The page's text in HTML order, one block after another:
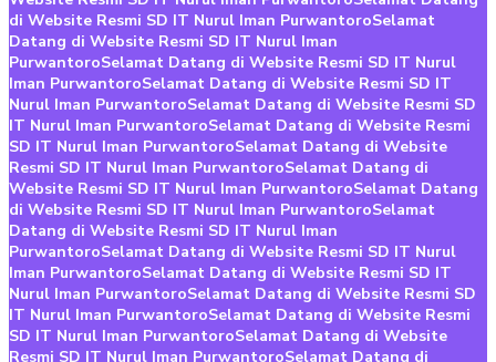
di Website Resmi SD IT Nurul Iman PurwantoroSelamat
Datang di Website Resmi SD IT Nurul Iman
PurwantoroSelamat Datang di Website Resmi SD IT Nurul
Iman PurwantoroSelamat Datang di Website Resmi SD IT
Nurul Iman PurwantoroSelamat Datang di Website Resmi SD
IT Nurul Iman PurwantoroSelamat Datang di Website Resmi
SD IT Nurul Iman PurwantoroSelamat Datang di Website
Resmi SD IT Nurul Iman PurwantoroSelamat Datang di
Website Resmi SD IT Nurul Iman PurwantoroSelamat Datang
di Website Resmi SD IT Nurul Iman PurwantoroSelamat
Datang di Website Resmi SD IT Nurul Iman
PurwantoroSelamat Datang di Website Resmi SD IT Nurul
Iman PurwantoroSelamat Datang di Website Resmi SD IT
Nurul Iman PurwantoroSelamat Datang di Website Resmi SD
IT Nurul Iman PurwantoroSelamat Datang di Website Resmi
SD IT Nurul Iman PurwantoroSelamat Datang di Website
Resmi SD IT Nurul Iman PurwantoroSelamat Datang di